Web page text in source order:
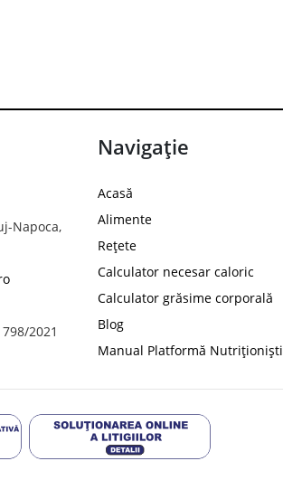
Napoca,
2021
Navigație
Acasă
Alimente
Rețete
Calculator necesar caloric
Calculator grăsime corporală
Blog
Manual Platformă Nutriționiști